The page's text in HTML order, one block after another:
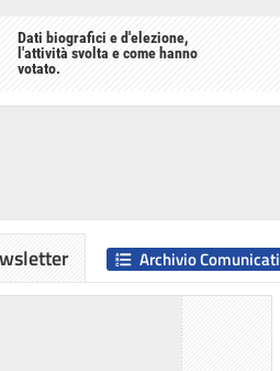
Dati biografici e d'elezione,
l'attività svolta e come hanno
votato.
Archivio Comunicati